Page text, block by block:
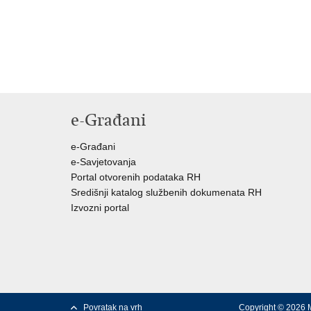
e-Građani
e-Građani
e-Savjetovanja
Portal otvorenih podataka RH
Središnji katalog službenih dokumenata RH
Izvozni portal
Povratak na vrh Copyright © 2026